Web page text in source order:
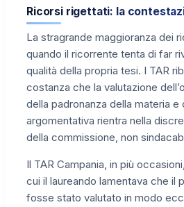
Ricorsi rigettati: la
La stragrande maggioranza dei
quando il ricorrente tenta di far
qualità della propria tesi. I TAR
costanza che la valutazione
della padronanza della materia e
argomentativa rientra nella
della commissione, non
Il TAR Campania, in più
cui il laureando lamentava che il
fosse stato valutato in modo